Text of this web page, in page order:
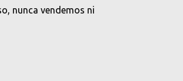
nunca vendemos ni